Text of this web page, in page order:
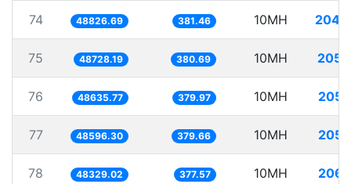
74 48826.69 381.46 10MH
75 48728.19 380.69 10MH
76 48635.77 379.97 10MH
77 48596.30 379.66 10MH
78 48329.02 377.57 10MH